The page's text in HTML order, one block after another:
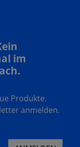
im
Produkte.
anmelden.